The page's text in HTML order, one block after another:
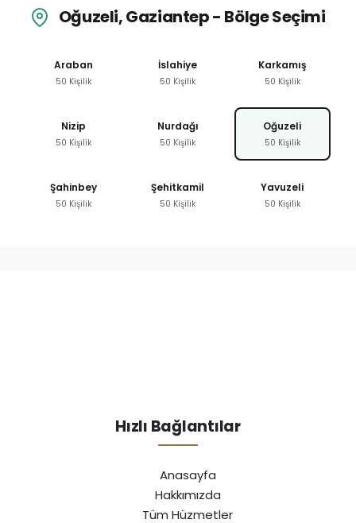
Oğuzeli, Gaziantep - Bölge Seçimi
Araban
50 Kişilik
İslahiye
50 Kişilik
Karkamış
50 Kişilik
Nizip
50 Kişilik
Nurdağı
50 Kişilik
Oğuzeli
50 Kişilik
Şahinbey
50 Kişilik
Şehitkamil
50 Kişilik
Yavuzeli
50 Kişilik
Hızlı Bağlantılar
Anasayfa
Hakkımızda
Tüm Hüzmetler